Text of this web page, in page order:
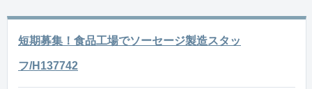
短期募集！食品工場でソーセージ製造スタッ
フ/H137742